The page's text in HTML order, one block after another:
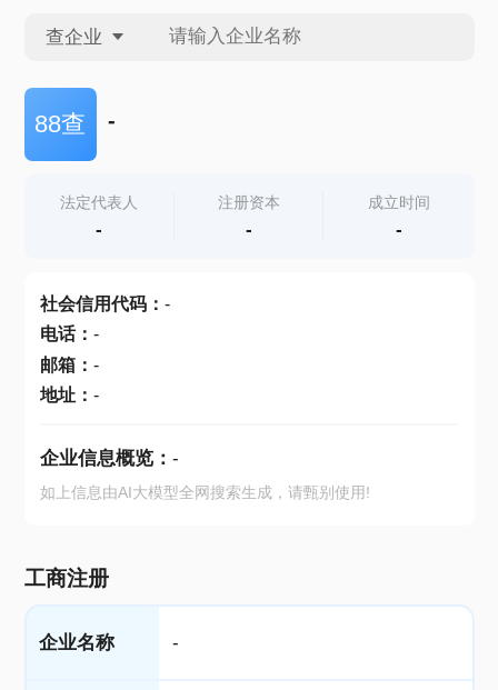
查企业
查企业
查产地
88查 -
法定代表人
-
注册资本
-
成立时间
-
社会信用代码： -
电话： -
邮箱： -
地址： -
企业信息概览： -
如上信息由AI大模型全网搜索生成，请甄别使用!
工商注册
企业名称 -